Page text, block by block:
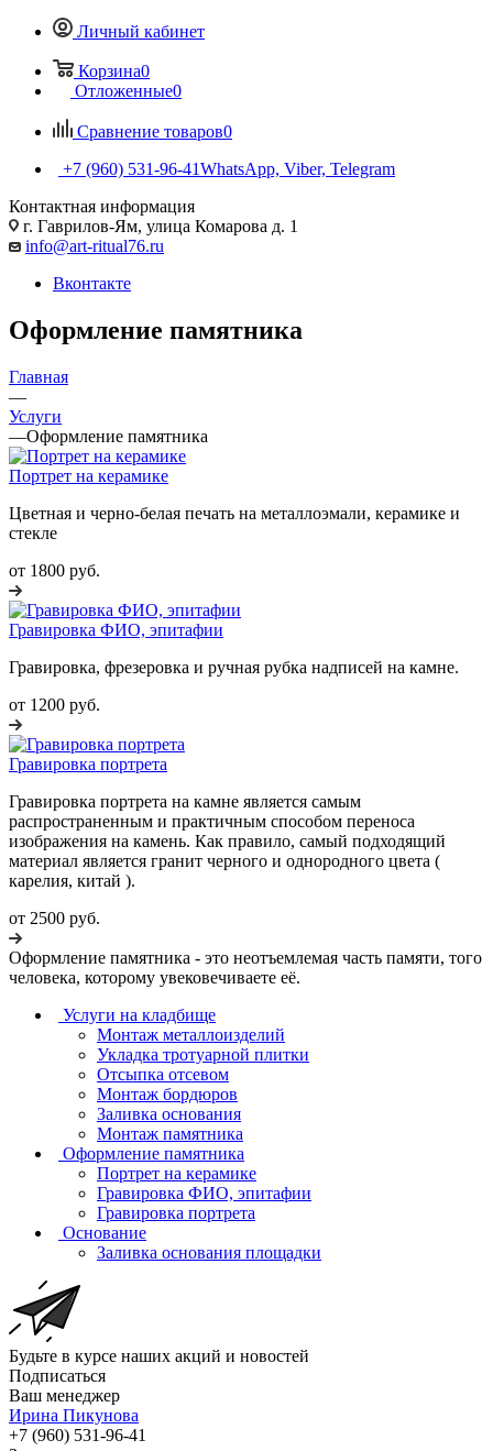
Личный кабинет
Корзина0
Отложенные0
Сравнение товаров0
+7 (960) 531-96-41WhatsApp, Viber, Telegram
Контактная информация
г. Гаврилов-Ям, улица Комарова д. 1
info@art-ritual76.ru
Вконтакте
Оформление памятника
Главная
—
Услуги
—Оформление памятника
Портрет на керамике
Цветная и черно-белая печать на металлоэмали, керамике и
стекле
от 1800 руб.
Гравировка ФИО, эпитафии
Гравировка, фрезеровка и ручная рубка надписей на камне.
от 1200 руб.
Гравировка портрета
Гравировка портрета на камне является самым
распространенным и практичным способом переноса
изображения на камень. Как правило, самый подходящий
материал является гранит черного и однородного цвета (
карелия, китай ).
от 2500 руб.
Оформление памятника - это неотъемлемая часть памяти, того
человека, которому увековечиваете её.
Услуги на кладбище
Монтаж металлоизделий
Укладка тротуарной плитки
Отсыпка отсевом
Монтаж бордюров
Заливка основания
Монтаж памятника
Оформление памятника
Портрет на керамике
Гравировка ФИО, эпитафии
Гравировка портрета
Основание
Заливка основания площадки
Будьте в курсе наших акций и новостей
Подписаться
Ваш менеджер
Ирина Пикунова
+7 (960) 531-96-41